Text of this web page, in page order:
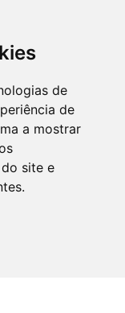
de
de
a mostrar
site e